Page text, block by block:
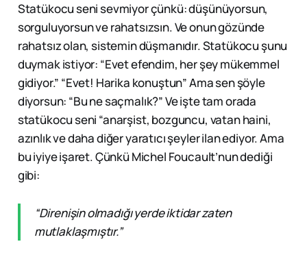
Statükocu seni sevmiyor çünkü: düşünüyorsun,
sorguluyorsun ve rahatsızsın. Ve onun gözünde
rahatsız olan, sistemin düşmanıdır. Statükocu şunu
duymak istiyor: “Evet efendim, her şey mükemmel
gidiyor.” “Evet! Harika konuştun” Ama sen şöyle
diyorsun: “Bu ne saçmalık?” Ve işte tam orada
statükocu seni “anarşist, bozguncu, vatan haini,
azınlık ve daha diğer yaratıcı şeyler ilan ediyor. Ama
bu iyiye işaret. Çünkü Michel Foucault’nun dediği
gibi:
“Direnişin olmadığı yerde iktidar zaten
mutlaklaşmıştır.”